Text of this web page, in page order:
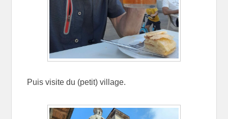
Puis visite du (petit) village.